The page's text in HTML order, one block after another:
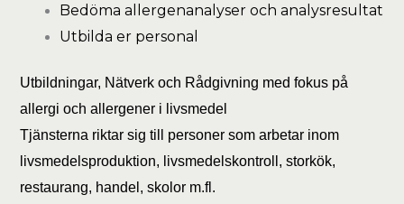
Bedöma allergenanalyser och analysresultat
Utbilda er personal
Utbildningar, Nätverk och Rådgivning med fokus på
allergi och allergener i livsmedel
Tjänsterna riktar sig till personer som arbetar inom
livsmedelsproduktion, livsmedelskontroll, storkök,
restaurang, handel, skolor m.fl.